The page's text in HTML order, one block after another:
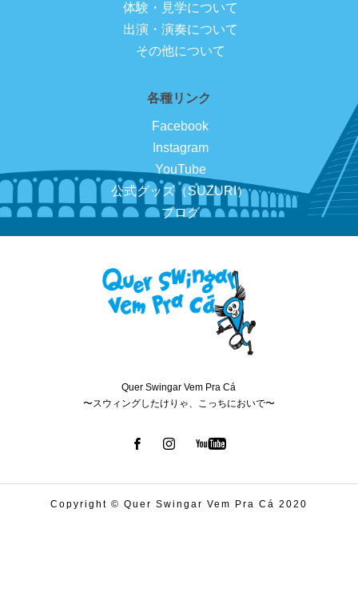
体験・見学について
出演・演奏について
その他について
各種リンク
Facebook
Instagram
YouTube
公式グッズ（SUZURI）
ブログ
Quer Swingar Vem Pra Cá
〜スウィングしたけりゃ、こっちにおいで〜
Copyright © Quer Swingar Vem Pra Cá 2020